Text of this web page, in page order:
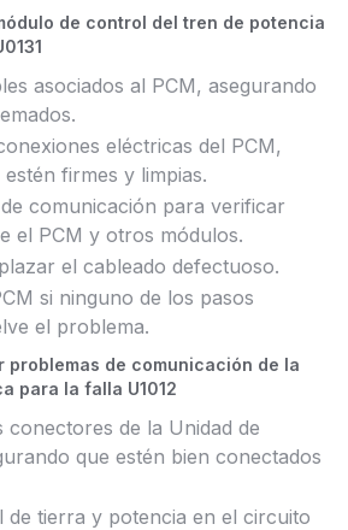
de control del tren de potencia
asociados al PCM, asegurando
eléctricas del PCM,
firmes y limpias.
comunicación para verificar
el PCM y otros módulos.
el cableado defectuoso.
si ninguno de los pasos
el problema.
problemas de comunicación de la
para la falla U1012
conectores de la Unidad de
que estén bien conectados
de tierra y potencia en el circuito